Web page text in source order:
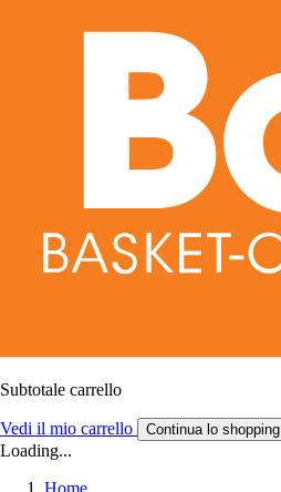
Subtotale carrello
Vedi il mio carrello Continua lo shopping
Loading...
Home